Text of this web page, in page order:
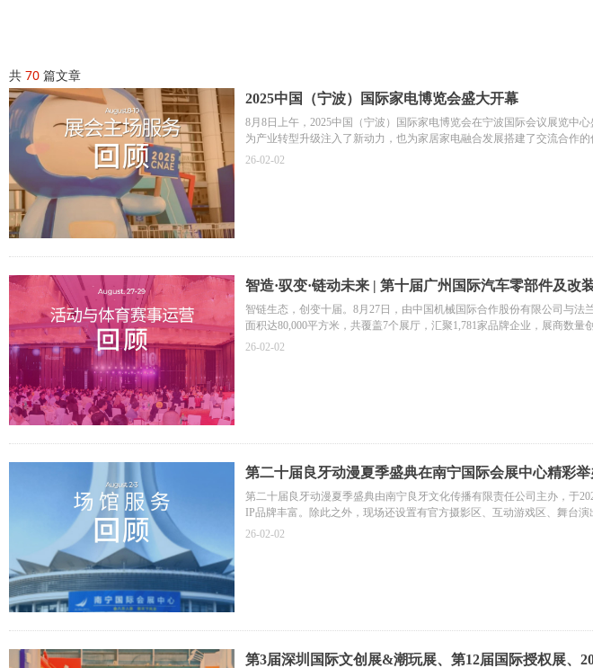
共 70 篇文章
2025中国（宁波）国际家电博览会盛大开幕
8月8日上午，2025中国（宁波）国际家电博览会在宁波国际会议展览中
为产业转型升级注入了新动力，也为家居家电融合发展搭建了交流合作
品，规模覆盖6个展馆。
26-02-02
智造·驭变·链动未来 | 第十届广州国际汽车零部件及
智链生态，创变十届。8月27日，由中国机械国际合作股份有限公司与
面积达80,000平方米，共覆盖7个展厅，汇聚1,781家品牌企业，展商数
智奥会展广州和珠海团队为此次展会的开幕式活动和主题活动提供了从
26-02-02
第二十届良牙动漫夏季盛典在南宁国际会展中心精彩举
第二十届良牙动漫夏季盛典由南宁良牙文化传播有限责任公司主办，于
IP品牌丰富。除此之外，现场还设置有官方摄影区、互动游戏区、舞台
智奥会展南宁团队为此次展会提供了标摊搭建、氛围制作安装、展具租
26-02-02
第3届深圳国际文创展&潮玩展、第12届国际授权展、